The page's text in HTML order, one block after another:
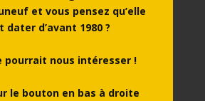
et vous pensez qu’elle
dater d’avant 1980 ?
pourrait nous intéresser !
le bouton en bas à droite
le village préféré des